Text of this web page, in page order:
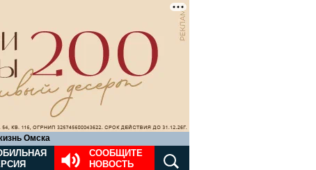
Омска
СООБЩИТЕ
НОВОСТЬ